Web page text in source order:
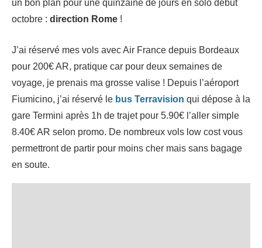
un bon plan pour une quinzaine de jours en solo début
octobre : direction Rome !
J’ai réservé mes vols avec Air France depuis Bordeaux
pour 200€ AR, pratique car pour deux semaines de
voyage, je prenais ma grosse valise ! Depuis l’aéroport
Fiumicino, j’ai réservé le bus Terravision qui dépose à la
gare Termini après 1h de trajet pour 5.90€ l’aller simple
8.40€ AR selon promo. De nombreux vols low cost vous
permettront de partir pour moins cher mais sans bagage
en soute.